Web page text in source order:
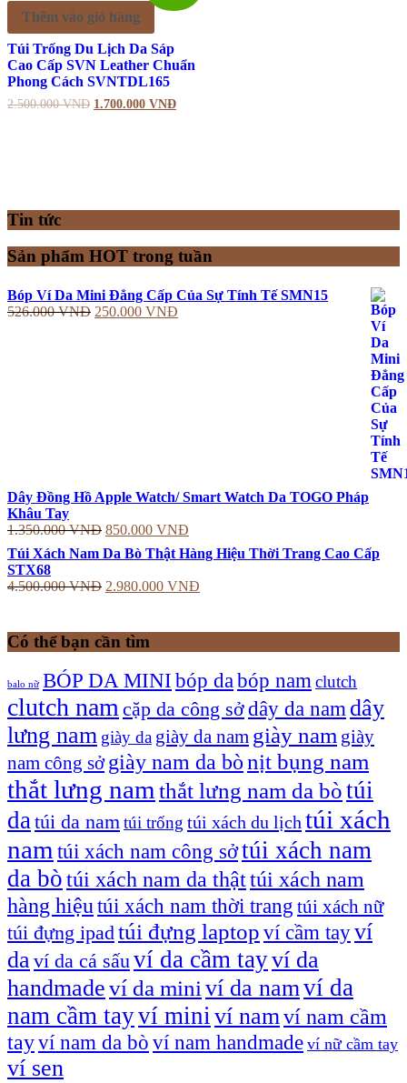
Thêm vào giỏ hàng
Túi Trống Du Lịch Da Sáp
Cao Cấp SVN Leather Chuẩn
Phong Cách SVNTDL165
2.500.000VNĐ 1.700.000 VNĐ
Tin tức
Sản phẩm HOT trong tuần
Bóp Ví Da Mini Đẳng Cấp Của Sự Tính Tế SMN15
526.000VNĐ 250.000 VNĐ
Dây Đồng Hồ Apple Watch/ Smart Watch Da TOGO Pháp
Khâu Tay
1.350.000VNĐ 850.000 VNĐ
Túi Xách Nam Da Bò Thật Hàng Hiệu Thời Trang Cao Cấp
STX68
4.500.000VNĐ 2.980.000 VNĐ
Có thể bạn cần tìm
balo nữ BÓP DA MINI bóp dabóp namclutch
clutch namcặp da công sởdây da namdây
lưng nam giày da giày da nam giày nam giày
nam công sở giày nam da bònịt bụng nam
thắt lưng namthắt lưng nam da bòtúi
datúi da namtúi trống túi xách du lịchtúi xách
nam túi xách nam công sởtúi xách nam
da bòtúi xách nam da thậttúi xách nam
hàng hiệutúi xách nam thời trang túi xách nữ
túi đựng ipadtúi đựng laptop ví cầm tayví
daví da cá sấuví da cầm tayví da
handmadeví da miniví da namví da
nam cầm tayví miniví namví nam cầm
tayví nam da bò ví nam handmade ví nữ cầm tay
ví sen